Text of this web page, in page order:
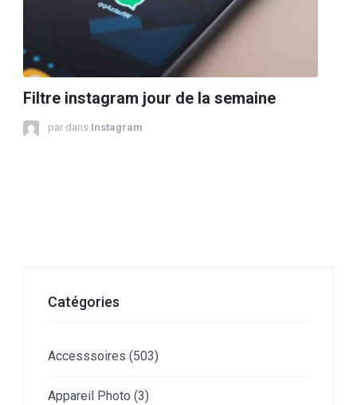
Filtre instagram jour de la semaine
par dans Instagram
Catégories
Accesssoires (503)
Appareil Photo (3)